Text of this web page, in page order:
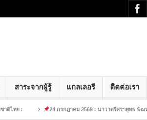
สาระจากผู้รู้ แกลเลอรี ติดต่อเรา
24 กรกฎาคม 2569 : นาวาตรีศรายุทธ พัฒนศักดิ์ นาย